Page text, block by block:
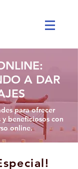
A DAR
para ofrecer
y beneficiosos con
online.